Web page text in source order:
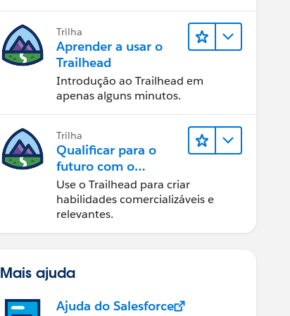
Trilha
Aprender a usar o
Trailhead
Introdução ao Trailhead em
apenas alguns minutos.
Trilha
Qualificar para o
futuro com o
Trailhead
Use o Trailhead para criar
habilidades comercializáveis e
relevantes.
Mais ajuda
Ajuda do Salesforce